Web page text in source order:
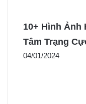
10+ Hình Ảnh
Tâm Trạng
04/01/2024